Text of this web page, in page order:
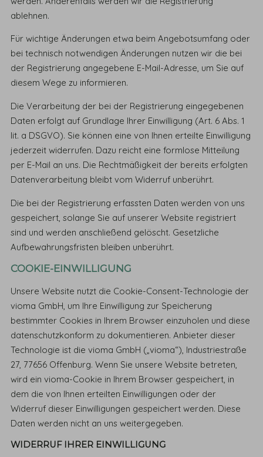
ablehnen.
Für wichtige Änderungen etwa beim Angebotsumfang oder
bei technisch notwendigen Änderungen nutzen wir die bei
der Registrierung angegebene E-Mail-Adresse, um Sie auf
diesem Wege zu informieren.
Die Verarbeitung der bei der Registrierung eingegebenen
Daten erfolgt auf Grundlage Ihrer Einwilligung (Art. 6 Abs. 1
lit. a DSGVO). Sie können eine von Ihnen erteilte Einwilligung
jederzeit widerrufen. Dazu reicht eine formlose Mitteilung
per E-Mail an uns. Die Rechtmäßigkeit der bereits erfolgten
Datenverarbeitung bleibt vom Widerruf unberührt.
Die bei der Registrierung erfassten Daten werden von uns
gespeichert, solange Sie auf unserer Website registriert
sind und werden anschließend gelöscht. Gesetzliche
Aufbewahrungsfristen bleiben unberührt.
COOKIE-EINWILLIGUNG
Unsere Website nutzt die Cookie-Consent-Technologie der
vioma GmbH, um Ihre Einwilligung zur Speicherung
bestimmter Cookies in Ihrem Browser einzuholen und diese
datenschutzkonform zu dokumentieren. Anbieter dieser
Technologie ist die vioma GmbH („vioma“), Industriestraße
27, 77656 Offenburg. Wenn Sie unsere Website betreten,
wird ein vioma-Cookie in Ihrem Browser gespeichert, in
dem die von Ihnen erteilten Einwilligungen oder der
Widerruf dieser Einwilligungen gespeichert werden. Diese
Daten werden nicht an uns weitergegeben.
WIDERRUF IHRER EINWILLIGUNG